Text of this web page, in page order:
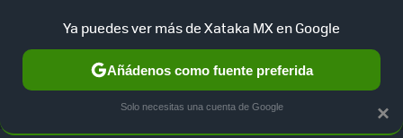
GUÍA DE COMPRAS MERCADO LIBRE ×
Ya puedes ver más de Xataka MX en Google
Añádenos como fuente preferida
Solo necesitas una cuenta de Google